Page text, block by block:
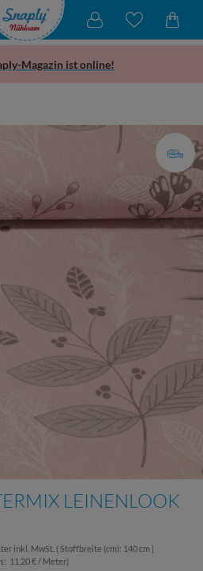
Magazin ist online!
LEINENLOOK
inkl. MwSt. ( Stoffbreite (cm): 140 cm |
11,20 € / Meter)